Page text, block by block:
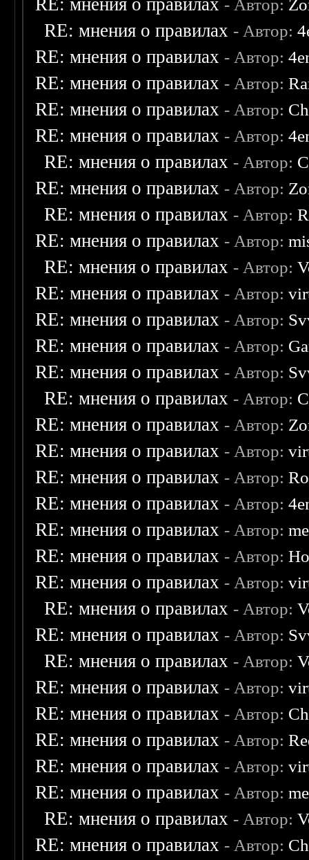
RE: мнения о правилах - Автор:
RE: мнения о правилах - Автор:
RE: мнения о правилах - Автор:
RE: мнения о правилах - Автор:
RE: мнения о правилах - Автор:
RE: мнения о правилах - Автор:
RE: мнения о правилах - Автор:
RE: мнения о правилах - Автор:
RE: мнения о правилах - Автор:
RE: мнения о правилах - Автор:
RE: мнения о правилах - Автор:
RE: мнения о правилах - Автор:
RE: мнения о правилах - Автор:
RE: мнения о правилах - Автор:
RE: мнения о правилах - Автор:
RE: мнения о правилах - Автор:
RE: мнения о правилах - Автор:
RE: мнения о правилах - Автор:
RE: мнения о правилах - Автор:
RE: мнения о правилах - Автор:
RE: мнения о правилах - Автор:
RE: мнения о правилах - Автор:
RE: мнения о правилах - Автор:
RE: мнения о правилах - Автор:
RE: мнения о правилах - Автор:
RE: мнения о правилах - Автор:
RE: мнения о правилах - Автор:
RE: мнения о правилах - Автор:
RE: мнения о правилах - Автор:
RE: мнения о правилах - Автор:
RE: мнения о правилах - Автор:
RE: мнения о правилах - Автор:
RE: мнения о правилах - Автор: